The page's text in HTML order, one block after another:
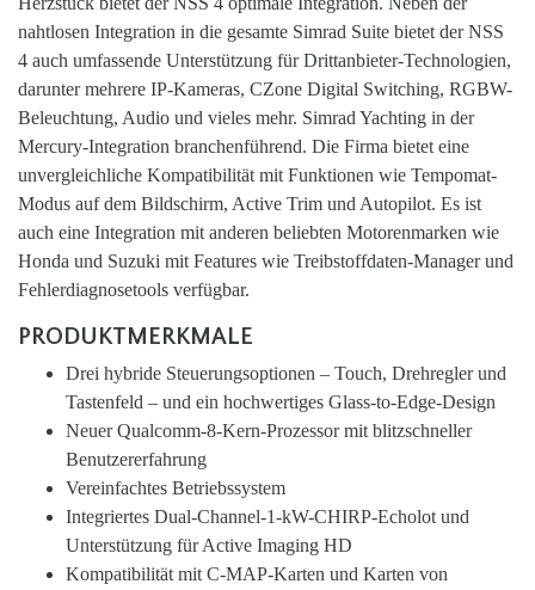
nahtlosen Integration in die gesamte Simrad Suite bietet der NSS
4 auch umfassende Unterstützung für Drittanbieter-Technologien,
darunter mehrere IP-Kameras, CZone Digital Switching, RGBW-
Beleuchtung, Audio und vieles mehr. Simrad Yachting in der
Mercury-Integration branchenführend. Die Firma bietet eine
unvergleichliche Kompatibilität mit Funktionen wie Tempomat-
Modus auf dem Bildschirm, Active Trim und Autopilot. Es ist
auch eine Integration mit anderen beliebten Motorenmarken wie
Honda und Suzuki mit Features wie Treibstoffdaten-Manager und
Fehlerdiagnosetools verfügbar.
PRODUKTMERKMALE
Drei hybride Steuerungsoptionen – Touch, Drehregler und
Tastenfeld – und ein hochwertiges Glass-to-Edge-Design
Neuer Qualcomm-8-Kern-Prozessor mit blitzschneller
Benutzererfahrung
Vereinfachtes Betriebssystem
Integriertes Dual-Channel-1-kW-CHIRP-Echolot und
Unterstützung für Active Imaging HD
Kompatibilität mit C-MAP-Karten und Karten von